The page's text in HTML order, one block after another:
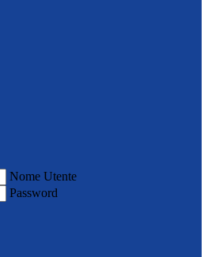
Nome Utente
Password